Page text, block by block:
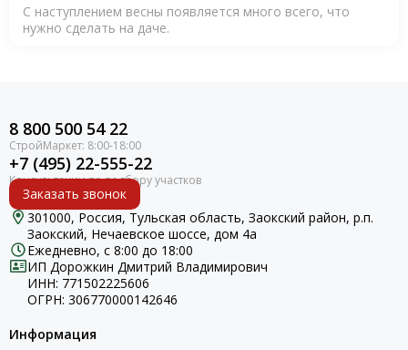
С наступлением весны появляется много всего, что
нужно сделать на даче.
8 800 500 54 22
+7 (495) 22-555-22
Заказать звонок
301000, Россия, Тульская область, Заокский район, р.п.
Заокский, Нечаевское шоссе, дом 4а
Ежедневно, с 8:00 до 18:00
ИП Дорожкин Дмитрий Владимирович
ИНН: 771502225606
ОГРН: 306770000142646
Информация